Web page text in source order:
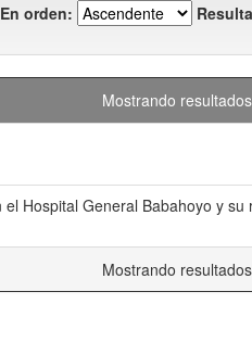
En orden:
Mostrando
Hospital General Babahoyo y su
Mostrando